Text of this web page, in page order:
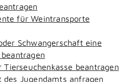
für Weintransporte
Schwangerschaft eine
Tierseuchenkasse beantragen
des Jugendamts anfragen